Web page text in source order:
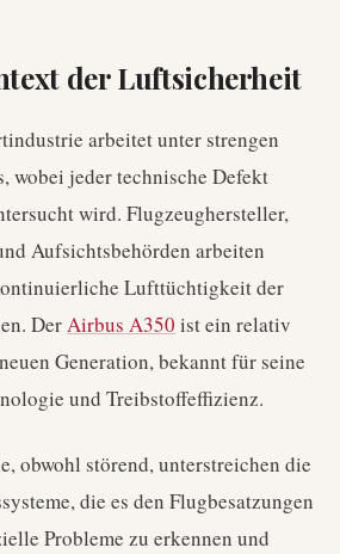
der Luftsicherheit
arbeitet unter strengen
wobei jeder technische Defekt
wird. Flugzeughersteller,
Aufsichtsbehörden arbeiten
Lufttüchtigkeit der
DerAirbus A350 ist ein relativ
Generation, bekannt für seine
und Treibstoffeffizienz.
obwohl störend, unterstreichen die
die es den Flugbesatzungen
Probleme zu erkennen und